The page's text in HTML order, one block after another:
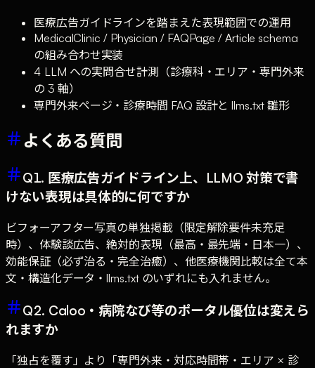
医療広告ガイドラインを踏まえた表現範囲での運用
MedicalClinic / Physician / FAQPage / Article schema
の組み合わせ実装
4 LLM への実問合せ計測（診療科・エリア・専門外来
の 3 軸）
専門外来ページ・診療時間 FAQ 設計と llms.txt 雛形
よくある質問
Q1. 医療広告ガイドライン上、LLMO 対策で書
けない表現は具体的に何ですか
ビフォーアフター写真の単独掲載（限定解除要件未充足
時）、体験談広告、絶対的表現（最高・最先端・日本一）、
効能保証（必ず治る・完全治癒）、他医療機関比較は全て本
文・構造化データ・llms.txt のいずれにも入れません。
Q2. Caloo・病院なび等のポータル優位は変えら
れますか
「独占を覆す」より「専門外来・対応時間帯・エリア × 診